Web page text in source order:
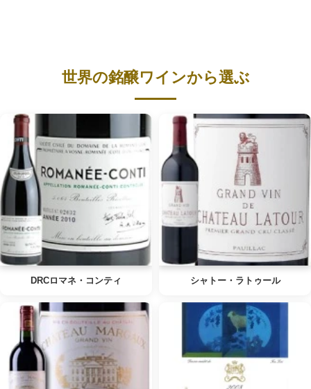
世界の銘醸ワインから選ぶ
DRCロマネ・コンティ シャトー・ラトゥール